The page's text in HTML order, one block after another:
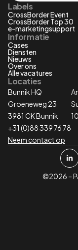
Labels
CrossBorder Event
CrossBorder Top 30
e-marketingsupport
Informatie
Cases
Diensten
Nieuws
Over ons
Alle vacatures
Locaties
Bunnik HQ
Groeneweg 23
3981 CK Bunnik
+31 (0)88 339 76 78
Neem contact op
©2026 –